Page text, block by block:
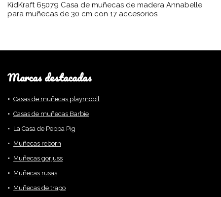
KidKraft 65079 Casa de muñecas de madera Annabelle
para muñecas de 30 cm con 17 accesorios
Marcas destacadas
Casas de muñecas playmobil
Casas de muñecas Barbie
La Casa de Peppa Pig
Muñecas reborn
Muñecas gorjuss
Muñecas rusas
Muñecas de trapo